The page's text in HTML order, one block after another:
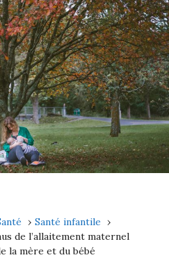
Santé infantile
de l’allaitement maternel
la mère et du bébé